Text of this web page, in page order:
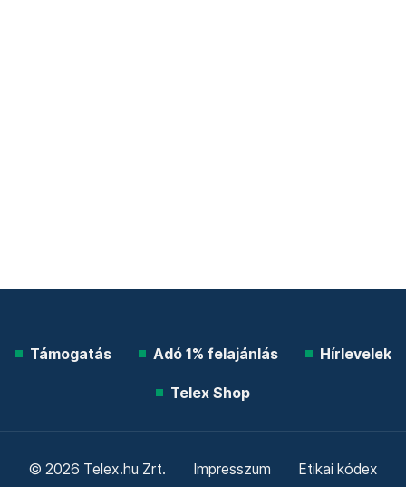
Támogatás Adó 1% felajánlás Hírlevelek
Telex Shop
© 2026 Telex.hu Zrt. Impresszum Etikai kódex